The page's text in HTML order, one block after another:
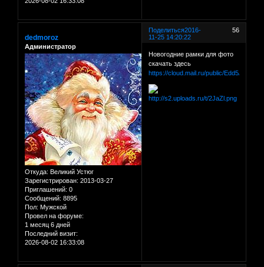
Поделиться 56
2016-
11-25 14:20:22
dedmoroz
Администратор
Откуда: Великий Устюг
Зарегистрирован: 2013-03-27
Приглашений: 0
Сообщений: 8895
Пол: Мужской
Провел на форуме:
1 месяц 6 дней
Последний визит:
2026-08-02 16:33:08
Новогодние рамки для фото
скачать здесь
https://cloud.mail.ru/public/Edd5/